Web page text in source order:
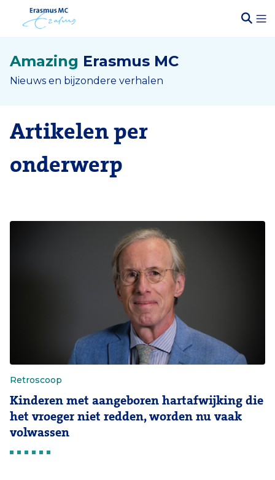
Amazing Erasmus MC
Nieuws en bijzondere verhalen
Artikelen per
onderwerp
Retroscoop
Kinderen met aangeboren hartafwijking die
het vroeger niet redden, worden nu vaak
volwassen